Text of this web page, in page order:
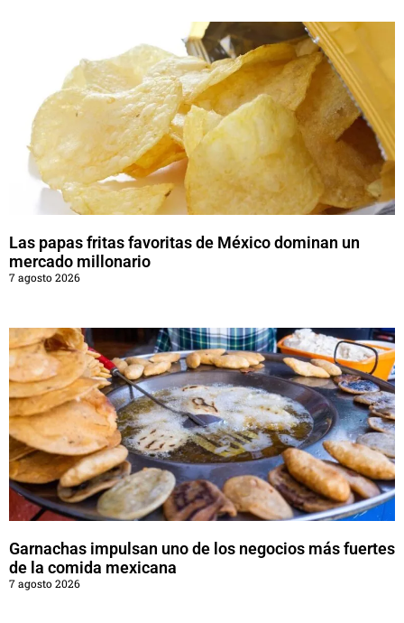
Las papas fritas favoritas de México dominan un
mercado millonario
7 agosto 2026
Garnachas impulsan uno de los negocios más fuertes
de la comida mexicana
7 agosto 2026